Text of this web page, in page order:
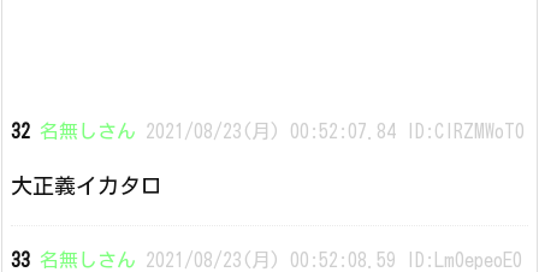
32 名無しさん 2021/08/23(月) 00:52:07.84 ID:ClRZMWoT0
大正義イカタロ
33 名無しさん 2021/08/23(月) 00:52:08.59 ID:Lm0epeoE0